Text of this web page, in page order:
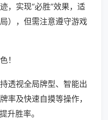
，实现“必胜”效果，适
），但需注意遵守游戏
！
透视全局牌型、智能出
率及快速自摸等操作，
升胜率。